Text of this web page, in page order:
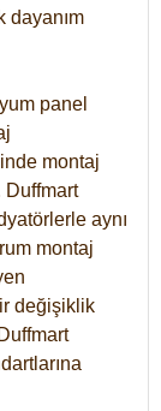
dayanım
panel
montaj
Duffmart
aynı
montaj
değişiklik